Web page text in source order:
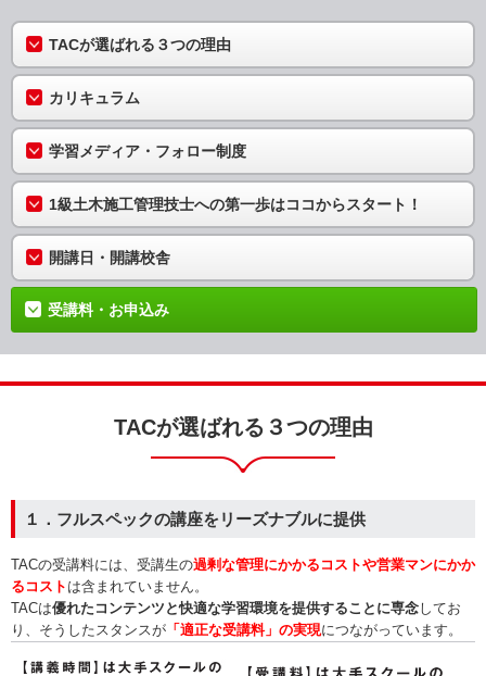
TACが選ばれる３つの理由
カリキュラム
学習メディア・フォロー制度
1級土木施工管理技士への第一歩はココからスタート！
開講日・開講校舎
受講料・お申込み
TACが選ばれる３つの理由
１．フルスペックの講座をリーズナブルに提供
TACの受講料には、受講生の過剰な管理にかかるコストや営業マンにかか
るコスト は含まれていません。
TACは優れたコンテンツと快適な学習環境を提供することに専念してお
り、そうしたスタンスが 「適正な受講料」の実現につながっています。